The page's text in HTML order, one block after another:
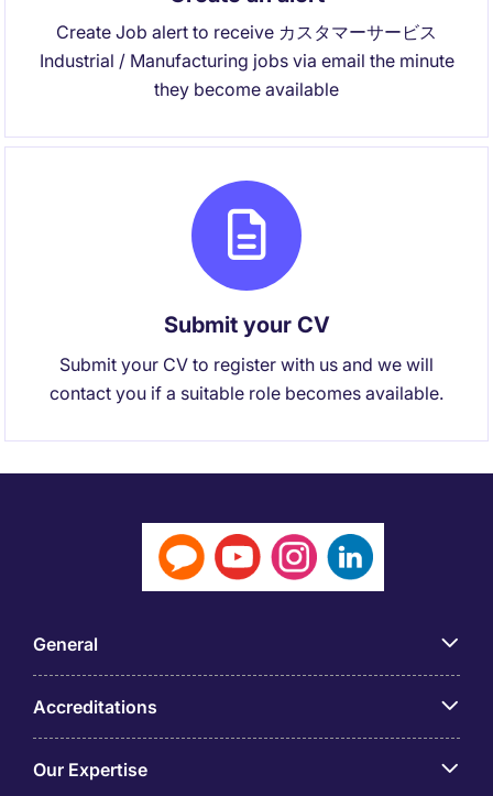
Create Job alert to receive カスタマーサービス
Industrial / Manufacturing jobs via email the minute
they become available
Submit your CV
Submit your CV to register with us and we will
contact you if a suitable role becomes available.
General
Accreditations
Our Expertise